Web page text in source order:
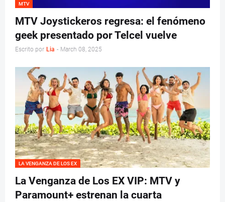
MTV
MTV Joystickeros regresa: el fenómeno
geek presentado por Telcel vuelve
Escrito por Lia - March 08, 2025
LA VENGANZA DE LOS EX
La Venganza de Los EX VIP: MTV y
Paramount+ estrenan la cuarta